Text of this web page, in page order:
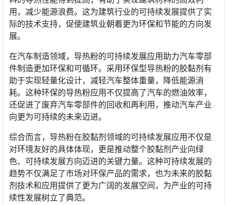
用，减少能源浪费。这为建筑行业的可持续发展提供了实
际的技术支持，促使建筑业朝着更为环保和节能的方向发
展。
在汽车制造领域，导热粉的可持续发展应用助力汽车零部
件制造更加环保和可循环。采用环保型导热粉的胶黏剂有
助于实现轻量化设计，减轻汽车整体重量，降低能源消
耗。这种环保的导热粉应用不仅提高了汽车的燃油效率，
还促进了废弃汽车零部件的回收和再利用，推动汽车产业
向更为可持续的未来迈进。
综合而言，导热粉在胶黏剂领域的可持续发展应用不仅是
对环境友好的具体体现，更是推动整个胶黏剂产业向绿
色、可持续发展方向迈进的关键力量。这种可持续发展的
趋势不仅满足了市场对环保产品的需求，也为未来的胶黏
剂技术和应用提供了更为广阔的发展空间，为产业的可持
续性发展树立了典范。